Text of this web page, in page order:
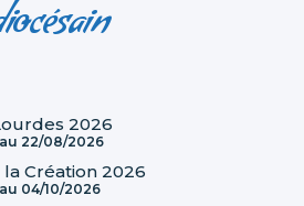
2026
au 22/08/2026
Création 2026
au 04/10/2026